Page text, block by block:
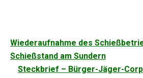
Beitragsnavigation
Wiederaufnahme des
Schießstand am Sundern
Steckbrief – Bürger-Jäger-